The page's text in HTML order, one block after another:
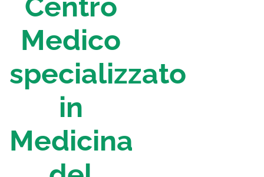
Medico
specializzato
in
Medicina